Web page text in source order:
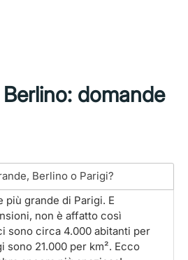
domande
Berlino o Parigi?
più grande di Parigi. E
non è affatto così
sono circa 4.000 abitanti per
sono 21.000 per km². Ecco